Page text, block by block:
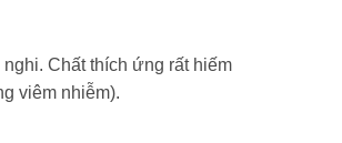
Chất thích ứng rất hiếm
viêm nhiễm).